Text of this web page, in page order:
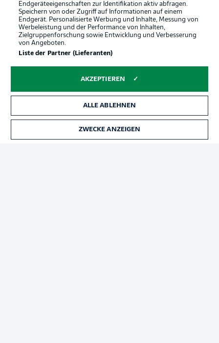
Rechtliche Hinweise Voreinstellungen verwalten
Endgeräteeigenschaften zur Identifikation aktiv abfragen.
Speichern von oder Zugriff auf Informationen auf einem
Endgerät. Personalisierte Werbung und Inhalte, Messung von
Werbeleistung und der Performance von Inhalten,
Zielgruppenforschung sowie Entwicklung und Verbesserung
von Angeboten.
Liste der Partner (Lieferanten)
AKZEPTIEREN
ALLE ABLEHNEN
ZWECKE ANZEIGEN